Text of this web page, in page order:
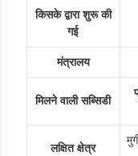
किसके द्वारा शुरू की
गई
मंत्रालय
मिलने वाली सब्सिडी
लक्षित क्षेत्र